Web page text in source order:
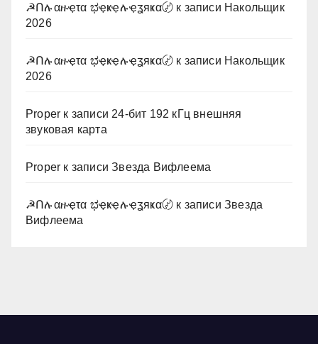
☭Ոሉαዙҿτα ಭҿҝҿሉҿʓяҝα〄 к записи Накольщик
2026
☭Ոሉαዙҿτα ಭҿҝҿሉҿʓяҝα〄 к записи Накольщик
2026
Proper к записи 24-бит 192 кГц внешняя
звуковая карта
Proper к записиЗвезда Вифлеема
☭Ոሉαዙҿτα ಭҿҝҿሉҿʓяҝα〄 к записи Звезда
Вифлеема